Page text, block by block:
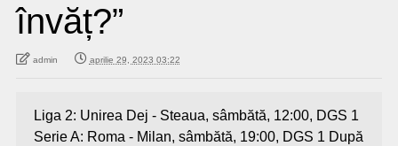
învăț?”
admin aprilie 29, 2023 03:22
Liga 2: Unirea Dej - Steaua, sâmbătă, 12:00, DGS 1
Serie A: Roma - Milan, sâmbătă, 19:00, DGS 1 După